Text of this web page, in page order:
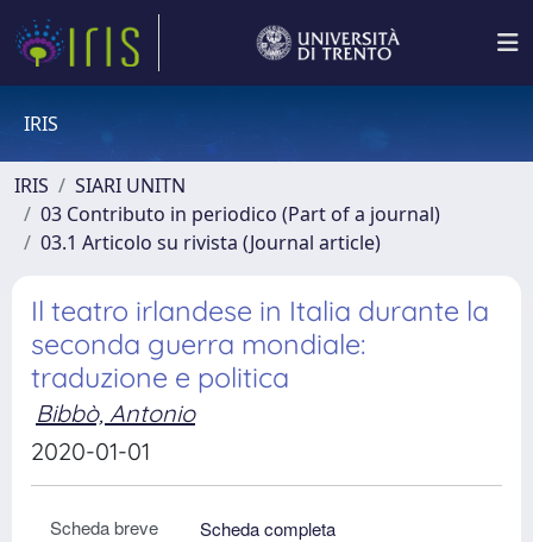
IRIS
IRIS
SIARI UNITN
03 Contributo in periodico (Part of a journal)
03.1 Articolo su rivista (Journal article)
Il teatro irlandese in Italia durante la
seconda guerra mondiale:
traduzione e politica
Bibbò, Antonio
2020-01-01
Scheda breve
Scheda completa